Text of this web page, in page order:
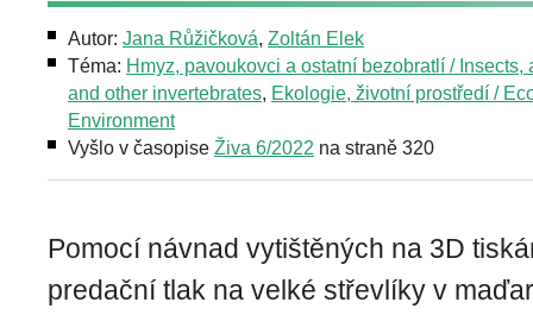
Autor: Jana Růžičková, Zoltán Elek
Téma: Hmyz, pavoukovci a ostatní bezobratlí / Insects,
and other invertebrates, Ekologie, životní prostředí /
Environment
Vyšlo v časopise Živa 6/2022 na straně 320
Pomocí návnad vytištěných na 3D
predační tlak na velké střevlíky v